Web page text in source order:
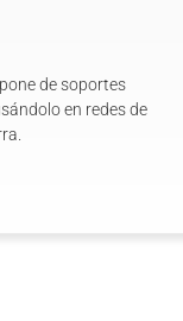
de soportes
en redes de